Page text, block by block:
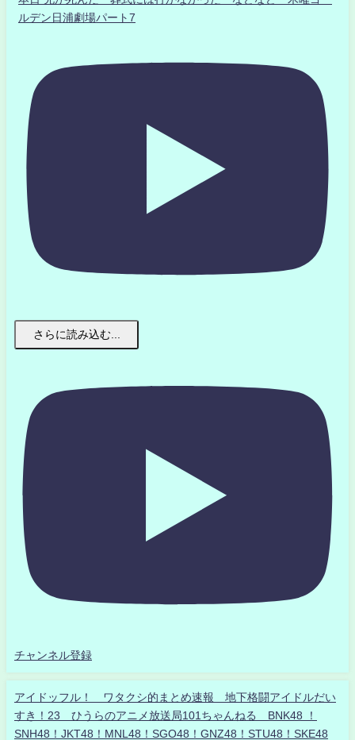
ルデン日浦劇場パート7
さらに読み込む...
チャンネル登録
アイドッフル！ ワタクシ的まとめ速報 地下格闘アイドルだい
すき！23 ひうらのアニメ放送局101ちゃんねる BNK48 ！
SNH48！JKT48！MNL48！SGO48！GNZ48！STU48！SKE48